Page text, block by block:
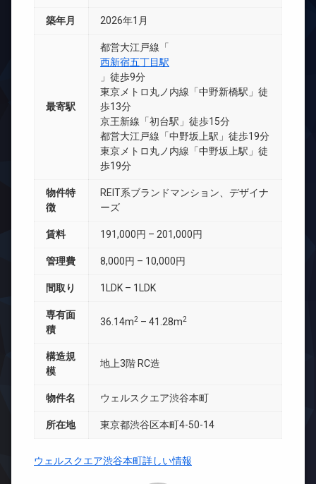
築年月 2026年1月
最寄駅
都営大江戸線「
西新宿五丁目駅
」徒歩9分
東京メトロ丸ノ内線「中野新橋駅」徒
歩13分
京王新線「初台駅」徒歩15分
都営大江戸線「中野坂上駅」徒歩19分
東京メトロ丸ノ内線「中野坂上駅」徒
歩19分
物件特
徴
REIT系ブランドマンション、デザイナ
ーズ
賃料 191,000円 – 201,000円
管理費 8,000円 – 10,000円
間取り 1LDK – 1LDK
専有面
積
36.14m2 – 41.28m2
構造規
模
地上3階 RC造
物件名 ウェルスクエア渋谷本町
所在地 東京都渋谷区本町4-50-14
ウェルスクエア渋谷本町詳しい情報